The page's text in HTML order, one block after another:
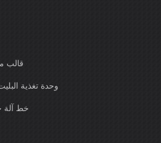
قالب
وحدة تغذية
خط آلة